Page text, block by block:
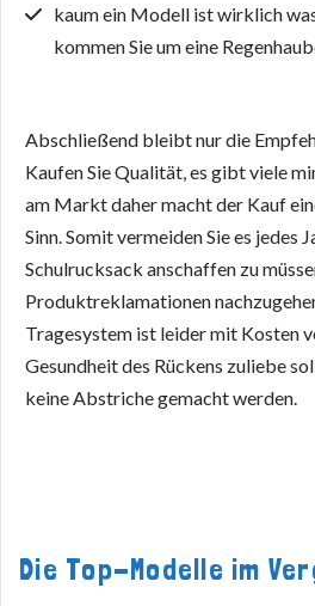
kaum ein Modell ist wirklich
kommen Sie um eine
Abschließend bleibt nur die
Kaufen Sie Qualität, es gibt viele
am Markt daher macht der Kauf
Sinn. Somit vermeiden Sie es jedes
Schulrucksack anschaffen zu
Produktreklamationen
Tragesystem ist leider mit Kosten
Gesundheit des Rückens zuliebe
keine Abstriche gemacht werden.
Die Top-Modelle im